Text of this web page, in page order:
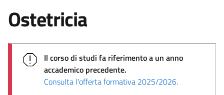
Ostetricia
Il corso di studi fa riferimento a un anno
accademico precedente.
Consulta l'offerta formativa 2025/2026.